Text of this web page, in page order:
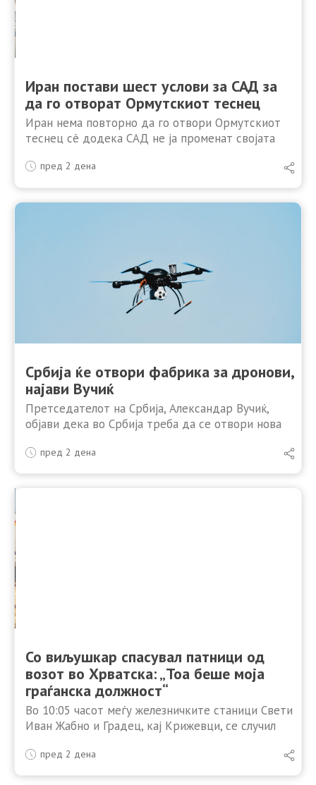
Иран постави шест услови за САД за
да го отворат Ормутскиот теснец
Иран нема повторно да го отвори Ормутскиот
теснец сè додека САД не ја променат својата
ирански барања, изјави Мохамад Багер Золгхадр,
секретар …
пред 2 дена
Србија ќе отвори фабрика за дронови,
најави Вучиќ
Претседателот на Србија, Александар Вучиќ,
објави дека во Србија треба да се отвори нова
септември, што ќе се реализира во соработка со
Израел. „Србија …
пред 2 дена
Со виљушкар спасувал патници од
возот во Хрватска: „Тоа беше моја
граѓанска должност“
Во 10:05 часот меѓу железничките станици Свети
Иван Жабно и Градец, кај Крижевци, се случил
на ХЖ Патнички превоз. Шест …
пред 2 дена